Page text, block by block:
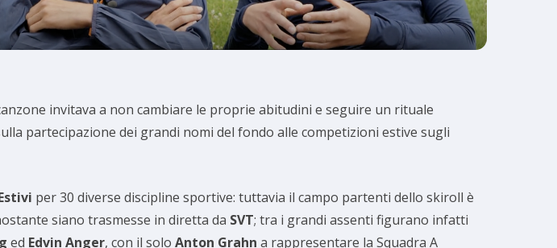
invitava a non cambiare le proprie abitudini e seguire un rituale
partecipazione dei grandi nomi del fondo alle competizioni estive sugli
per 30 diverse discipline sportive: tuttavia il campo partenti dello skiroll è
siano trasmesse in diretta da SVT; tra i grandi assenti figurano infatti
ed Edvin Anger, con il solo Anton Grahn a rappresentare la Squadra A